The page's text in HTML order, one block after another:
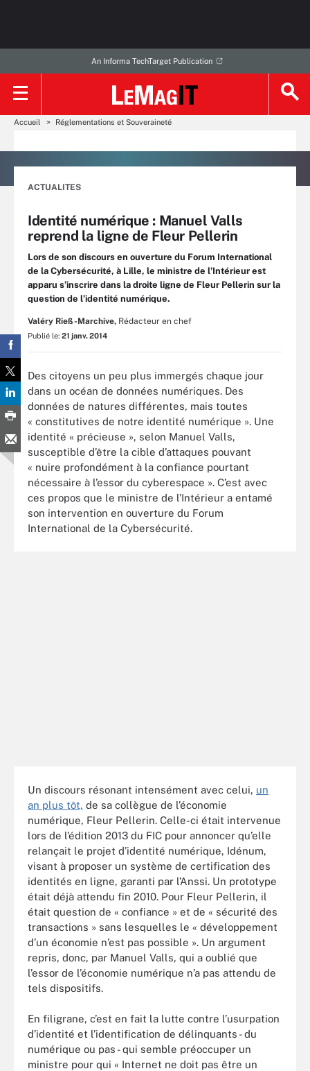
An Informa TechTarget Publication
Accueil Réglementations et Souveraineté
ACTUALITES
Identité numérique : Manuel Valls
reprend la ligne de Fleur Pellerin
Lors de son discours en ouverture du Forum International
de la Cybersécurité, à Lille, le ministre de l’Intérieur est
apparu s’inscrire dans la droite ligne de Fleur Pellerin sur la
question de l’identité numérique.
Valéry Rieß-Marchive, Rédacteur en chef
Publié le: 21 janv. 2014
Des citoyens un peu plus immergés chaque jour
dans un océan de données numériques. Des
données de natures différentes, mais toutes
« constitutives de notre identité numérique ». Une
identité « précieuse », selon Manuel Valls,
susceptible d’être la cible d’attaques pouvant
« nuire profondément à la confiance pourtant
nécessaire à l’essor du cyberespace ». C’est avec
ces propos que le ministre de l’Intérieur a entamé
son intervention en ouverture du Forum
International de la Cybersécurité.
Un discours résonant intensément avec celui, un
an plus tôt, de sa collègue de l’économie
numérique, Fleur Pellerin. Celle-ci était intervenue
lors de l’édition 2013 du FIC pour annoncer qu’elle
relançait le projet d’identité numérique, Idénum,
visant à proposer un système de certification des
identités en ligne, garanti par l’Anssi. Un prototype
était déjà attendu fin 2010. Pour Fleur Pellerin, il
était question de « confiance » et de « sécurité des
transactions » sans lesquelles le « développement
d’un économie n’est pas possible ». Un argument
repris, donc, par Manuel Valls, qui a oublié que
l’essor de l’économie numérique n’a pas attendu de
tels dispositifs.
En filigrane, c’est en fait la lutte contre l’usurpation
d’identité et l’identification de délinquants - du
numérique ou pas - qui semble préoccuper un
ministre pour qui « Internet ne doit pas être un